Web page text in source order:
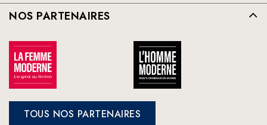
NOS PARTENAIRES
TOUS NOS PARTENAIRES